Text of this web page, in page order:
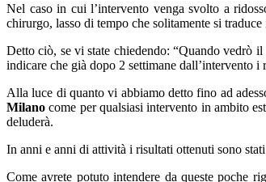
Nel caso in cui l’intervento venga svolto a
chirurgo, lasso di tempo che solitamente si traduce
Detto ciò, se vi state chiedendo: “Quando vedrò
indicare che già dopo 2 settimane dall’intervento
Alla luce di quanto vi abbiamo detto fino ad
Milano come per qualsiasi intervento in ambito
deluderà.
In anni e anni di attività i risultati ottenuti sono
Come avrete potuto intendere da queste poche